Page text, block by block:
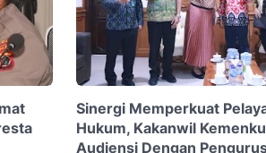
Sinergi Memperkuat
Hukum, Kakanwil
Audiensi Dengan